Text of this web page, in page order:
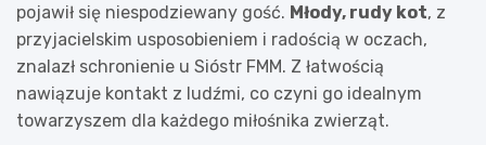
pojawił się niespodziewany gość. Młody, rudy kot, z
przyjacielskim usposobieniem i radością w oczach,
znalazł schronienie u Sióstr FMM. Z łatwością
nawiązuje kontakt z ludźmi, co czyni go idealnym
towarzyszem dla każdego miłośnika zwierząt.